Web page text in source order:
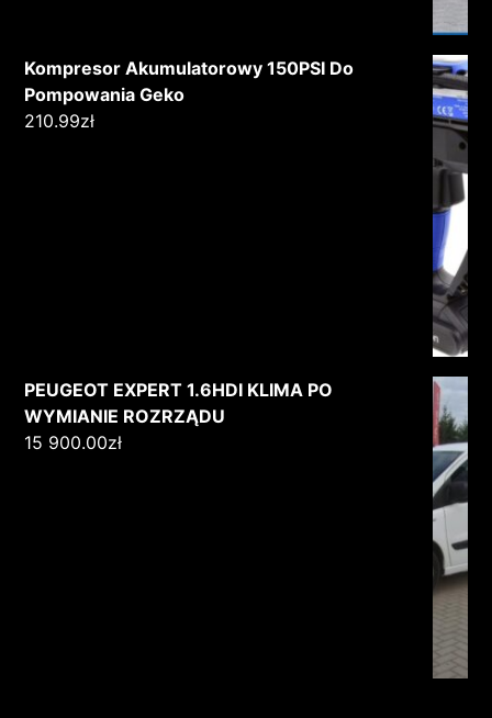
Kompresor Akumulatorowy 150PSI Do
Pompowania Geko
210.99zł
PEUGEOT EXPERT 1.6HDI KLIMA PO
WYMIANIE ROZRZĄDU
15 900.00zł